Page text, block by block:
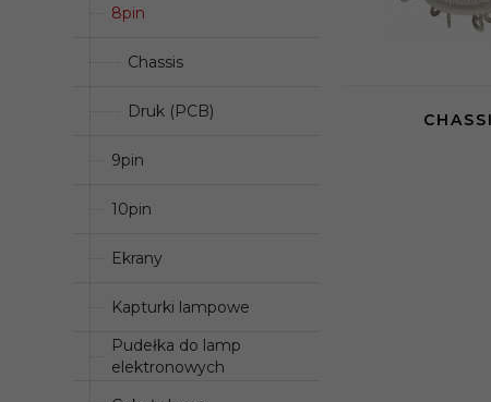
8pin
Chassis
Druk (PCB)
9pin
10pin
Ekrany
Kapturki lampowe
Pudełka do lamp
elektronowych